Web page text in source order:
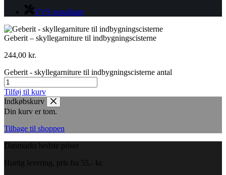
VVS installatør
Geberit – skyllegarniture til indbygningscisterne
244,00 kr.
Geberit - skyllegarniture til indbygningscisterne antal
Tilføj til kurv
Indkøbskurv
Din kurv er tom.
Tilbage til shoppen
Danmarks bedste priser
Hurtig levering, pris fra 55,- kr.